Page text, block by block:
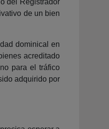
de un bien
dominical en
acreditado
para el tráfico
adquirido por